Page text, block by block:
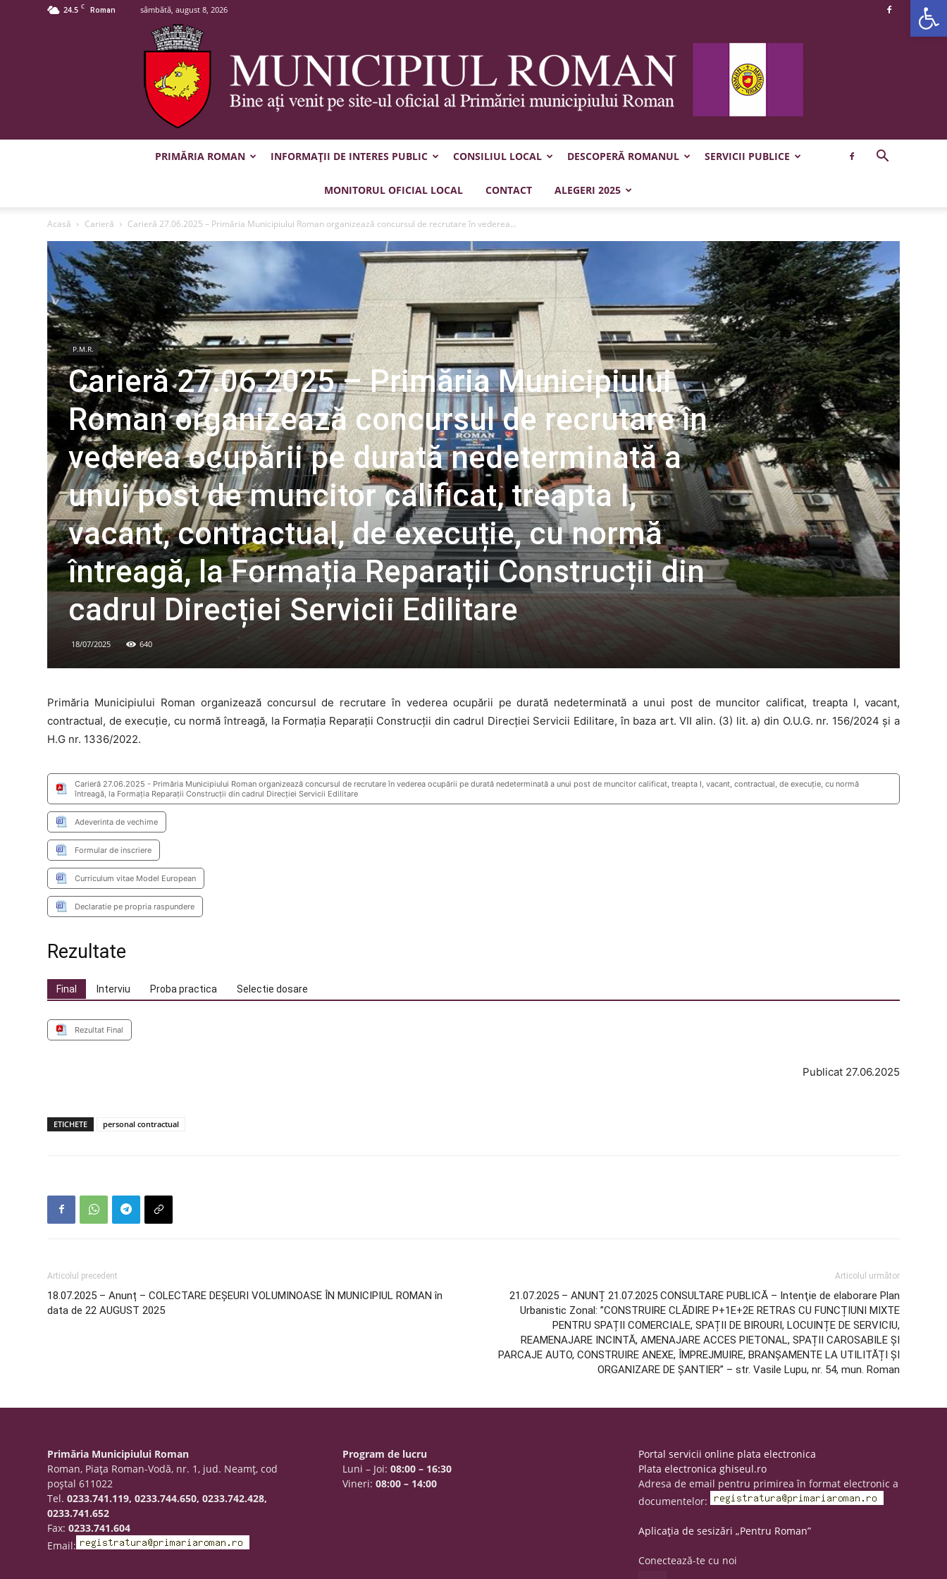
24.5 C Roman sâmbătă, august 8, 2026
Municipiul
Roman
PRIMĂRIA ROMAN INFORMAȚII DE INTERES PUBLIC CONSILIUL LOCAL DESCOPERĂ ROMANUL SERVICII PUBLICE
MONITORUL OFICIAL LOCAL CONTACT ALEGERI 2025
Acasă Carieră Carieră 27.06.2025 – Primăria Municipiului Roman organizează concursul de recrutare în vederea...
P.M.R.
Carieră 27.06.2025 – Primăria Municipiului
Roman organizează concursul de recrutare în
vederea ocupării pe durată nedeterminată a
unui post de muncitor calificat, treapta I,
vacant, contractual, de execuție, cu normă
întreagă, la Formația Reparații Construcții din
cadrul Direcției Servicii Edilitare
18/07/2025 640
Primăria Municipiului Roman organizează concursul de recrutare în vederea ocupării pe durată nedeterminată a unui post de muncitor calificat, treapta I, vacant,
contractual, de execuție, cu normă întreagă, la Formația Reparații Construcții din cadrul Direcției Servicii Edilitare, în baza art. VII alin. (3) lit. a) din O.U.G. nr. 156/2024 și a
H.G nr. 1336/2022.
Carieră 27.06.2025 - Primăria Municipiului Roman organizează concursul de recrutare în vederea ocupării pe durată nedeterminată a unui post de muncitor calificat, treapta I, vacant, contractual, de execuție, cu normă
întreagă, la Formația Reparații Construcții din cadrul Direcției Servicii Edilitare
Adeverinta de vechime
Formular de inscriere
Curriculum vitae Model European
Declaratie pe propria raspundere
Rezultate
Final Interviu Proba practica Selectie dosare
Rezultat Final
Publicat 27.06.2025
ETICHETE personal contractual
Articolul precedent
18.07.2025 – Anunț – COLECTARE DEȘEURI VOLUMINOASE ÎN MUNICIPIUL ROMAN în
data de 22 AUGUST 2025
Articolul următor
21.07.2025 – ANUNȚ 21.07.2025 CONSULTARE PUBLICĂ – Intenţie de elaborare Plan
Urbanistic Zonal: ”CONSTRUIRE CLĂDIRE P+1E+2E RETRAS CU FUNCȚIUNI MIXTE
PENTRU SPAȚII COMERCIALE, SPAȚII DE BIROURI, LOCUINȚE DE SERVICIU,
REAMENAJARE INCINTĂ, AMENAJARE ACCES PIETONAL, SPAȚII CAROSABILE ȘI
PARCAJE AUTO, CONSTRUIRE ANEXE, ÎMPREJMUIRE, BRANȘAMENTE LA UTILITĂȚI ȘI
ORGANIZARE DE ȘANTIER” – str. Vasile Lupu, nr. 54, mun. Roman
Primăria Municipiului Roman
Roman, Piaţa Roman-Vodă, nr. 1, jud. Neamţ, cod
poştal 611022
Tel.0233.741.119, 0233.744.650, 0233.742.428,
0233.741.652
Fax:0233.741.604
Email:
Program de lucru
Luni – Joi:08:00 – 16:30
Vineri:08:00 – 14:00
Portal servicii online plata electronica
Plata electronica ghiseul.ro
Adresa de email pentru primirea în format electronic a
documentelor:
Aplicația de sesizări „Pentru Roman”
Conectează-te cu noi